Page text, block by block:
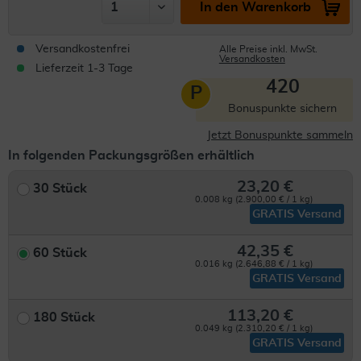
In den Warenkorb
Versandkostenfrei
Lieferzeit 1-3 Tage
Alle Preise inkl. MwSt.
Versandkosten
P 420
Bonuspunkte sichern
Jetzt Bonuspunkte sammeln
In folgenden Packungsgrößen erhältlich
30 Stück 23,20 €
0.008 kg (2.900,00 € / 1 kg)
GRATIS Versand
60 Stück 42,35 €
0.016 kg (2.646,88 € / 1 kg)
GRATIS Versand
180 Stück 113,20 €
0.049 kg (2.310,20 € / 1 kg)
GRATIS Versand